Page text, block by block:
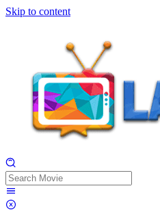
Skip to content